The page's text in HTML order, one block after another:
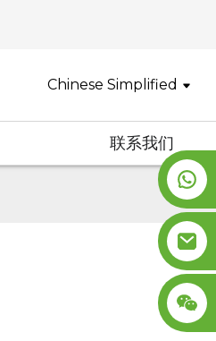
Chinese Simplified
联系我们